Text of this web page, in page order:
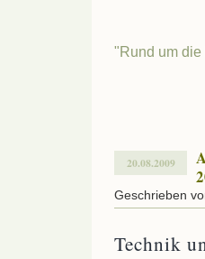
"Rund um
20.08.2009
Geschrieben
Technik